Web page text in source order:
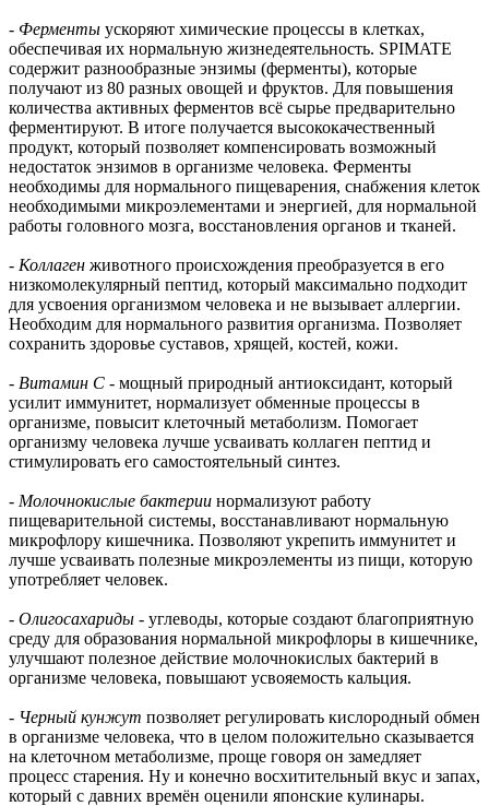
- Ферменты ускоряют химические процессы в клетках,
обеспечивая их нормальную жизнедеятельность. SPIMATE
содержит разнообразные энзимы (ферменты), которые
получают из 80 разных овощей и фруктов. Для повышения
количества активных ферментов всё сырье предварительно
ферментируют. В итоге получается высококачественный
продукт, который позволяет компенсировать возможный
недостаток энзимов в организме человека. Ферменты
необходимы для нормального пищеварения, снабжения клеток
необходимыми микроэлементами и энергией, для нормальной
работы головного мозга, восстановления органов и тканей.
- Коллаген животного происхождения преобразуется в его
низкомолекулярный пептид, который максимально подходит
для усвоения организмом человека и не вызывает аллергии.
Необходим для нормального развития организма. Позволяет
сохранить здоровье суставов, хрящей, костей, кожи.
- Витамин С - мощный природный антиоксидант, который
усилит иммунитет, нормализует обменные процессы в
организме, повысит клеточный метаболизм. Помогает
организму человека лучше усваивать коллаген пептид и
стимулировать его самостоятельный синтез.
- Молочнокислые бактерии нормализуют работу
пищеварительной системы, восстанавливают нормальную
микрофлору кишечника. Позволяют укрепить иммунитет и
лучше усваивать полезные микроэлементы из пищи, которую
употребляет человек.
- Олигосахариды - углеводы, которые создают благоприятную
среду для образования нормальной микрофлоры в кишечнике,
улучшают полезное действие молочнокислых бактерий в
организме человека, повышают усвояемость кальция.
- Черный кунжут позволяет регулировать кислородный обмен
в организме человека, что в целом положительно сказывается
на клеточном метаболизме, проще говоря он замедляет
процесс старения. Ну и конечно восхитительный вкус и запах,
который с давних времён оценили японские кулинары.